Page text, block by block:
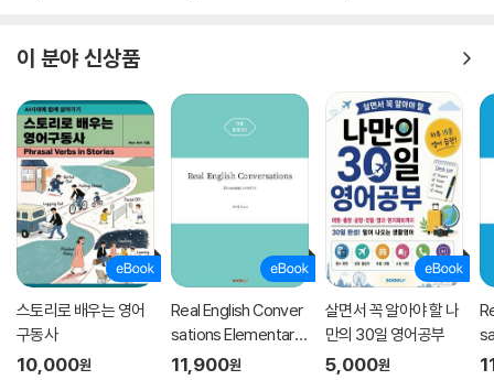
정확히 꿰뚫고 있다. 그리고 이를 어떻게 교정해나가야 하는지 매우 과학
에피소드를 축적하고 확장해가며 궁극에는 자신의 생각을 반영하여 전달
하는 스피킹까지 도달할 수 있다. 그동안 영어도전에 실패했던 분이라도
한번 믿고 재도전해볼 것을 강력 추천한다.
사기와 같은 진실! 40년 영어 지진아 2개월 만에 입 트이다!
지란지교 시큐리티 CEO 윤두식
직장인이라면, 남들 앞에서 영어로 말할 때 자신 없다면 이 책은 꼭 봐야 한
다. 해외 비즈니스를 해야 하는 절박한 입장에서 영어는 나에게 절대 넘지
못할 벽과 같았다. 김태윤 선생은 40여 년을 영어지진아로 살아온 나에게
이 분야 신상품
스토리로 배우는 영어
구동사
10,000원
Real English Conver
sations Elementary
Level 1-1
11,900원
살면서 꼭 알아야 할 나
만의 30일 영어공부
5,000원